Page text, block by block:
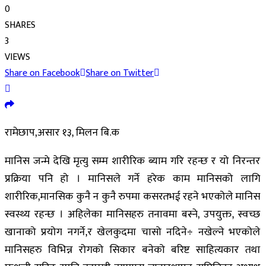
0
SHARES
3
VIEWS
Share on Facebook Share on Twitter
रामेछाप,असार १३, मिलन बि.क
मानिस जन्मे देखि मृत्यु सम्म शारीरिक ब्याम गरि रहन्छ र यो निरन्तर
प्रक्रिया पनि हो । मानिसले गर्ने हरेक काम मानिसको लागि
शारीरिक,मानसिक कुनै न कुनै रुपमा कसरतभई रहने भएकोले मानिस
स्वस्थ्य रहन्छ । अहिलेका मानिसहरु तनावमा बस्ने, उपयुक्त, स्वच्छ
खानाको प्रयोग नगर्ने,र खेलकुदमा चासो नदिने÷ नखेल्ने भएकोले
मानिसहरु विभिन्न रोगको सिकार बनेको बरिष्ट साहित्यकार तथा